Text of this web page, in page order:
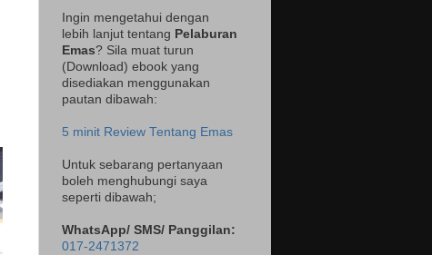
Ingin mengetahui dengan
lebih lanjut tentang Pelaburan
Emas? Sila muat turun
(Download) ebook yang
disediakan menggunakan
pautan dibawah:
5 minit Review Tentang Emas
Untuk sebarang pertanyaan
boleh menghubungi saya
seperti dibawah;
WhatsApp/ SMS/ Panggilan:
017-2471372